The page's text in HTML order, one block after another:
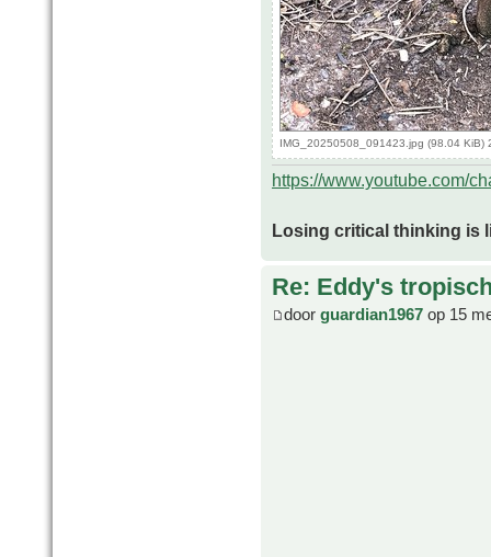
IMG_20250508_091423.jpg (98.04 KiB)
https://www.youtube.com/
Losing critical thinking is
Re: Eddy's
door guardian1967 op 15